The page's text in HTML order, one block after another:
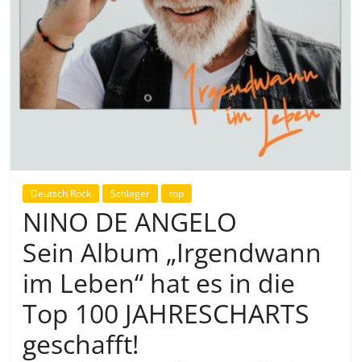
Deutsch Rock Schlager top
NINO DE ANGELO
Sein Album „Irgendwann
im Leben“ hat es in die
Top 100 JAHRESCHARTS
geschafft!